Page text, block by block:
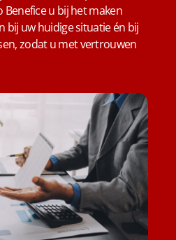
Benefice u bij het maken
bij uw huidige situatie én bij
zodat u met vertrouwen